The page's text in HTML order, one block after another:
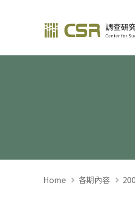
調查研究—
Home 各期內容